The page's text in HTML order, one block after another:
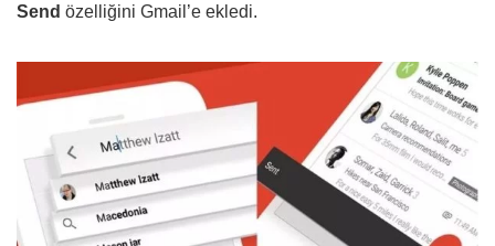
Send özelliğini Gmail’e ekledi.